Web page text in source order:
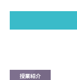
授業紹介